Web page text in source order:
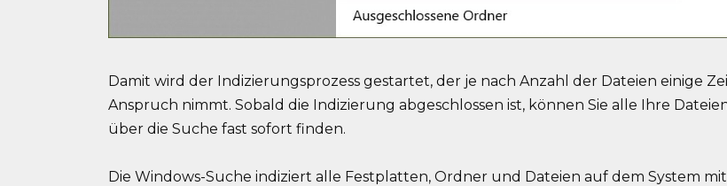
Damit wird der Indizierungsprozess gestartet, der je nach Anzahl der Dateien einige
Anspruch nimmt. Sobald die Indizierung abgeschlossen ist, können Sie alle Ihre
über die Suche fast sofort finden.
Die Windows-Suche indiziert alle Festplatten, Ordner und Dateien auf dem System mit